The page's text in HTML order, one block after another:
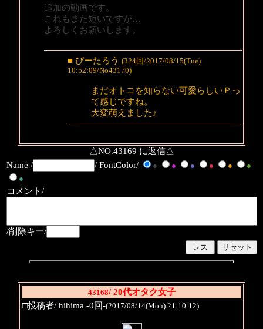
追加の動画です。
これもまた短いですが…
よろしくお願いします。
■ ぴーたろう (324回/2017/08/15(Tue)
10:52:09/No43170)
まだオトコを知らない可愛らしいＰっ
て感じですね。
大変萌えました♪
△NO.43169 に返信△
Name /
/ FontColor/ ● ● ● ● ●
●
●
コメント/
/削除キー/
43168/ 20代オタク女子
□投稿者/ hihima -0回-(2017/08/14(Mon) 21:10:12)